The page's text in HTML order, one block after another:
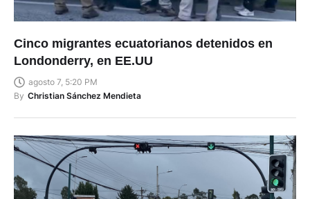
Cinco migrantes ecuatorianos detenidos en
Londonderry, en EE.UU
agosto 7, 5:20 PM
By Christian Sánchez Mendieta